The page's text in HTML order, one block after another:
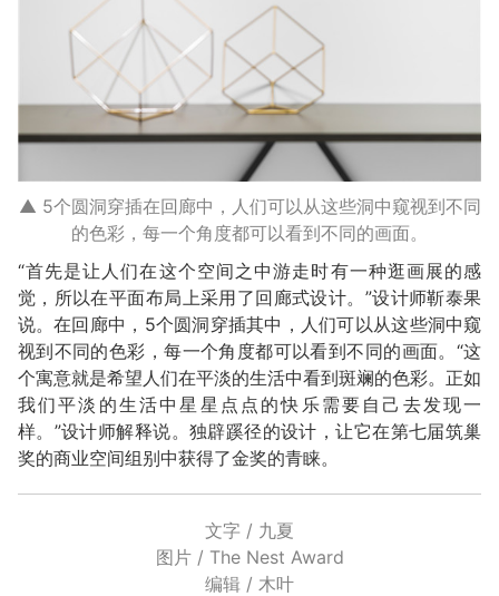
▲ 5个圆洞穿插在回廊中，人们可以从这些洞中窥视到不同
的色彩，每一个角度都可以看到不同的画面。
“首先是让人们在这个空间之中游走时有一种逛画展的感
觉，所以在平面布局上采用了回廊式设计。”设计师靳泰果
说。在回廊中，5个圆洞穿插其中，人们可以从这些洞中窥
视到不同的色彩，每一个角度都可以看到不同的画面。“这
个寓意就是希望人们在平淡的生活中看到斑斓的色彩。正如
我们平淡的生活中星星点点的快乐需要自己去发现一
样。”设计师解释说。独辟蹊径的设计，让它在第七届筑巢
奖的商业空间组别中获得了金奖的青睐。
文字 / 九夏
图片 / The Nest Award
编辑 / 木叶